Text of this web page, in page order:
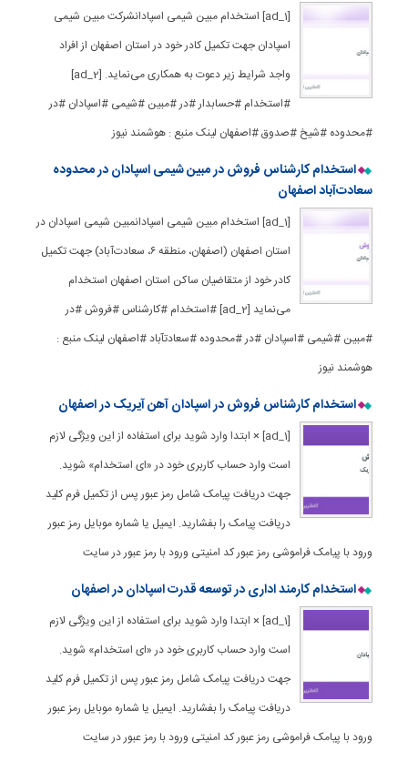
[ad_1] استخدام مبین شیمی اسپادانشرکت مبین شیمی
اسپادان جهت تکمیل کادر خود در استان اصفهان از افراد
واجد شرایط زیر دعوت به همکاری می‌نماید. [ad_2]
#استخدام #حسابدار #در #مبین #شیمی #اسپادان #در
#محدوده #شیخ #صدوق #اصفهان لینک منبع : هوشمند نیوز
استخدام کارشناس فروش در مبین شیمی اسپادان در محدوده
سعادت‌آباد اصفهان
[ad_1] استخدام مبین شیمی اسپادانمبین شیمی اسپادان در
استان اصفهان (اصفهان، منطقه ۶، سعادت‌آباد) جهت تکمیل
کادر خود از متقاضیان ساکن استان اصفهان استخدام
می‌نماید [ad_2] #استخدام #کارشناس #فروش #در
#مبین #شیمی #اسپادان #در #محدوده #سعادتآباد #اصفهان لینک منبع :
هوشمند نیوز
استخدام کارشناس فروش در اسپادان آهن آیریک در اصفهان
[ad_1] × ابتدا وارد شوید برای استفاده از این ویژگی لازم
است وارد حساب کاربری خود در «ای استخدام» شوید.
جهت دریافت پیامک شامل رمز عبور پس از تکمیل فرم کلید
دریافت پیامک را بفشارید. ایمیل یا شماره موبایل رمز عبور
ورود با پیامک فراموشی رمز عبور کد امنیتی ورود با رمز عبور در سایت
استخدام کارمند اداری در توسعه قدرت اسپادان در اصفهان
[ad_1] × ابتدا وارد شوید برای استفاده از این ویژگی لازم
است وارد حساب کاربری خود در «ای استخدام» شوید.
جهت دریافت پیامک شامل رمز عبور پس از تکمیل فرم کلید
دریافت پیامک را بفشارید. ایمیل یا شماره موبایل رمز عبور
ورود با پیامک فراموشی رمز عبور کد امنیتی ورود با رمز عبور در سایت